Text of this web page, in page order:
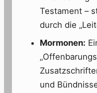
Testament –
durch die
Mormonen:
und